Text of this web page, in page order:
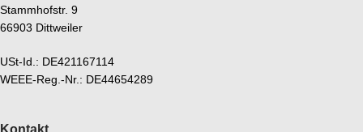
Stammhofstr. 9
66903 Dittweiler
USt-Id.: DE421167114
WEEE-Reg.-Nr.: DE44654289